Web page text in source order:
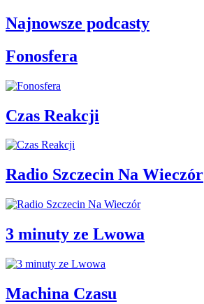
Najnowsze podcasty
Fonosfera
Czas Reakcji
Radio Szczecin Na Wieczór
3 minuty ze Lwowa
Machina Czasu